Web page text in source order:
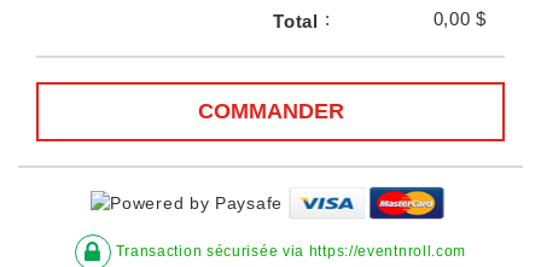
Total : 0,00 $
COMMANDER
Transaction sécurisée via https://eventnroll.com